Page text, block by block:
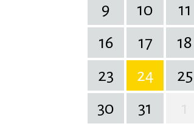
9
10 11
16
17 18
23
24 25
30
31